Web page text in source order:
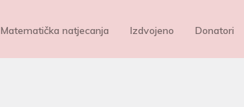
Matematička natjecanja Izdvojeno Donatori